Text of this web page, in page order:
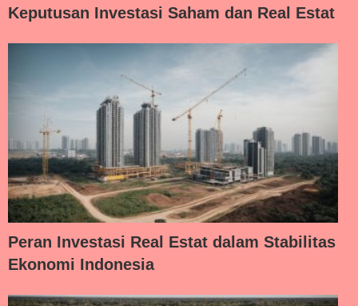
Keputusan Investasi Saham dan Real Estat
Peran Investasi Real Estat dalam Stabilitas
Ekonomi Indonesia